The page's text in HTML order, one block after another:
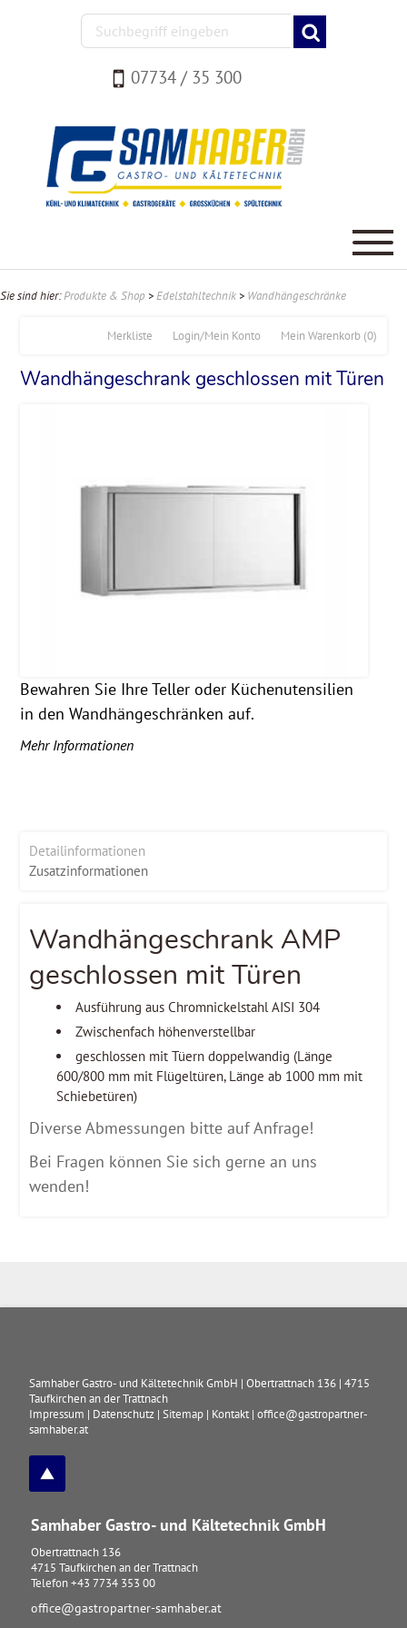
07734 / 35 300
Sie sind hier:Produkte & Shop >Edelstahltechnik > Wandhängeschränke
Mein Warenkorb (0)
Login/Mein Konto
Merkliste
Wandhängeschrank geschlossen mit Türen
Bewahren Sie Ihre Teller oder Küchenutensilien
in den Wandhängeschränken auf.
Mehr Informationen
Detailinformationen
Zusatzinformationen
Wandhängeschrank AMP
geschlossen mit Türen
Ausführung aus Chromnickelstahl AISI 304
Zwischenfach höhenverstellbar
geschlossen mit Tüern doppelwandig (Länge
600/800 mm mit Flügeltüren, Länge ab 1000 mm mit
Schiebetüren)
Diverse Abmessungen bitte auf Anfrage!
Bei Fragen können Sie sich gerne an uns
wenden!
Samhaber Gastro- und Kältetechnik GmbH |Obertrattnach 136 |4715
Taufkirchen an der Trattnach
Impressum | Datenschutz |Sitemap | Kontakt |office@gastropartner-
samhaber.at
Samhaber Gastro- und Kältetechnik GmbH
Obertrattnach 136
4715 Taufkirchen an der Trattnach
Telefon +43 7734 353 00
office@gastropartner-samhaber.at